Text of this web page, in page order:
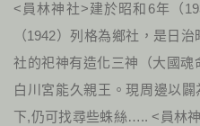
<員林神社>建於昭和6年（
（1942）列格為鄉社，是日
社的祀神有造化三神（大國
白川宮能久親王。現周邊以
下,仍可找尋些蛛絲….. <員林